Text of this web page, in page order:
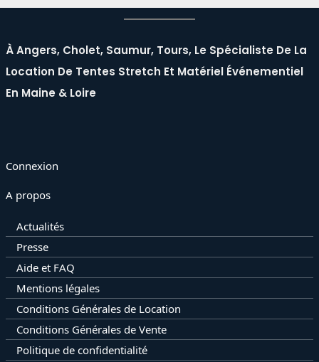
À Angers, Cholet, Saumur, Tours, Le Spécialiste De La
Location De Tentes Stretch Et Matériel Événementiel
En Maine & Loire
Connexion
A propos
Actualités
Presse
Aide et FAQ
Mentions légales
Conditions Générales de Location
Conditions Générales de Vente
Politique de confidentialité